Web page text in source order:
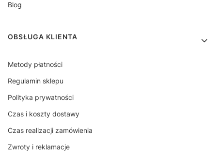
Blog
OBSŁUGA KLIENTA
Metody płatności
Regulamin sklepu
Polityka prywatności
Czas i koszty dostawy
Czas realizacji zamówienia
Zwroty i reklamacje